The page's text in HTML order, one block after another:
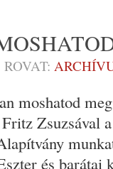
ROVAT:
moshatod
Zsuzsával
és barátai